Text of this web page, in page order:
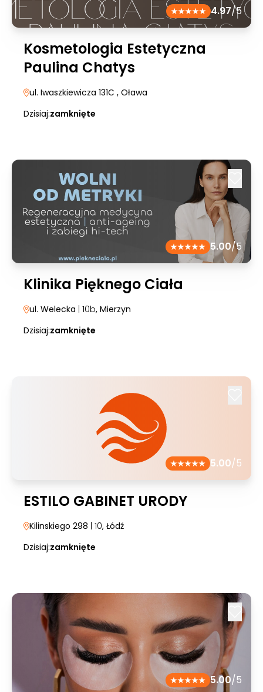
4.97/5
Kosmetologia Estetyczna
Paulina Chatys
ul. Iwaszkiewicza 131C , Oława
Dzisiaj:zamknięte
5.00/5
Klinika Pięknego Ciała
ul. Welecka | 10b, Mierzyn
Dzisiaj:zamknięte
5.00/5
ESTILO GABINET URODY
Kilinskiego 298 | 10, Łódź
Dzisiaj:zamknięte
5.00/5